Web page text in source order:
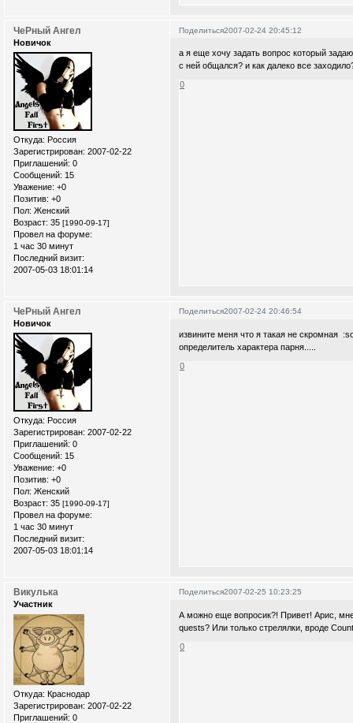
Поделиться2007-02-24 20:45:12
ЧеРный Ангел
Новичок
Откуда: Россия
Зарегистрирован: 2007-02-22
Приглашений: 0
Сообщений: 15
Уважение: +0
Позитив: +0
Пол: Женский
Возраст: 35 [1990-09-17]
Провел на форуме:
1 час 30 минут
Последний визит:
2007-05-03 18:01:14
а я еще хочу задать вопрос который
с ней общался? и как далеко все
0
Поделиться2007-02-24 20:46:54
ЧеРный Ангел
Новичок
Откуда: Россия
Зарегистрирован: 2007-02-22
Приглашений: 0
Сообщений: 15
Уважение: +0
Позитив: +0
Пол: Женский
Возраст: 35 [1990-09-17]
Провел на форуме:
1 час 30 минут
Последний визит:
2007-05-03 18:01:14
извините меня что я такая не скромная
определитель характера парня.....
0
Поделиться2007-02-25 10:23:25
Викулька
Участник
Откуда: Краснодар
Зарегистрирован: 2007-02-22
Приглашений: 0
А можно еще вопросик?! Привет! Арис,
quests? Или только стрелялки, вроде
0